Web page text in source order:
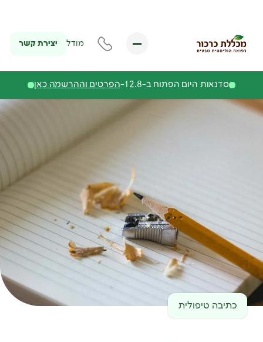
מודל יצירת קשר
סדנאות היום הפתוח ב-12.8- הפרטים וההרשמה כאן
כתיבה טיפולית